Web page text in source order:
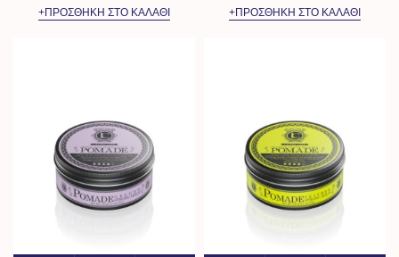
+ΠΡΟΣΘΉΚΗ ΣΤΟ ΚΑΛΆΘΙ +ΠΡΟΣΘΉΚΗ ΣΤΟ ΚΑΛΆΘΙ